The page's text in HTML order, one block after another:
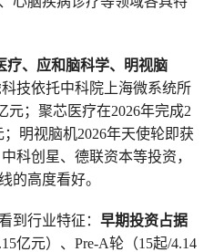
疗、应和脑科学、明视脑
技依托中科院上海微系统所
元；聚芯医疗在2026年完成2
明视脑机2026年天使轮即获
科创星、德联资本等投资，
的高度看好。
到行业特征： 早期投资占据
亿元）、Pre-A轮（15起/4.14